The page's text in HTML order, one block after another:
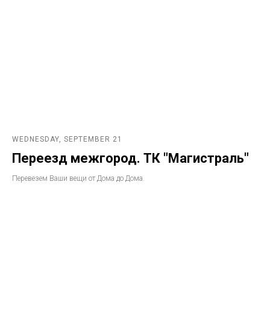
WEDNESDAY, SEPTEMBER 21
Переезд межгород. ТК "Магистраль"
Перевезем Ваши вещи от Дома до Дома.